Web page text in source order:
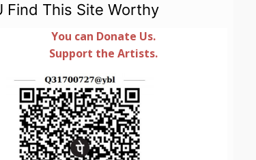
Find This Site Worthy